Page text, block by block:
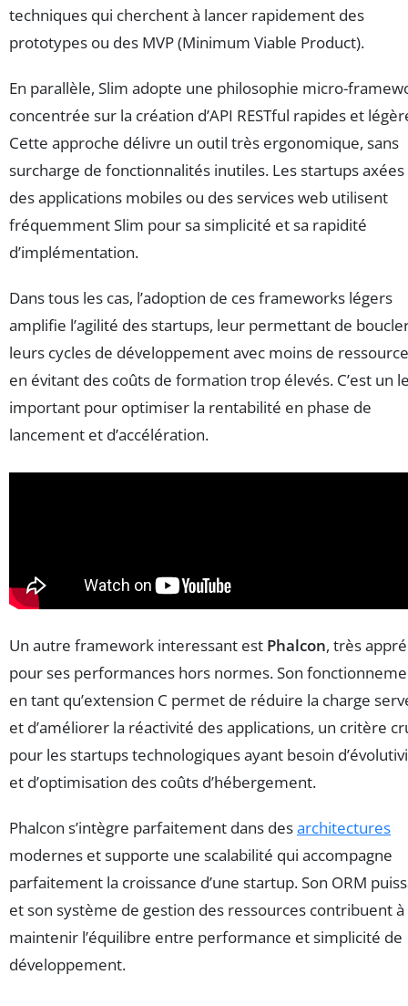
techniques qui cherchent à lancer rapidement des
prototypes ou des MVP (Minimum Viable Product).
En parallèle, Slim adopte une philosophie micro-
concentrée sur la création d’API RESTful rapides et
Cette approche délivre un outil très ergonomique, sans
surcharge de fonctionnalités inutiles. Les startups
des applications mobiles ou des services web utilisent
fréquemment Slim pour sa simplicité et sa rapidité
d’implémentation.
Dans tous les cas, l’adoption de ces frameworks légers
amplifie l’agilité des startups, leur permettant de
leurs cycles de développement avec moins de
en évitant des coûts de formation trop élevés. C’est un
important pour optimiser la rentabilité en phase de
lancement et d’accélération.
Un autre framework interessant est Phalcon, très
pour ses performances hors normes. Son
en tant qu’extension C permet de réduire la charge
et d’améliorer la réactivité des applications, un critère
pour les startups technologiques ayant besoin
et d’optimisation des coûts d’hébergement.
Phalcon s’intègre parfaitement dans desarchitectures
modernes et supporte une scalabilité qui accompagne
parfaitement la croissance d’une startup. Son ORM
et son système de gestion des ressources contribuent à
maintenir l’équilibre entre performance et simplicité de
développement.